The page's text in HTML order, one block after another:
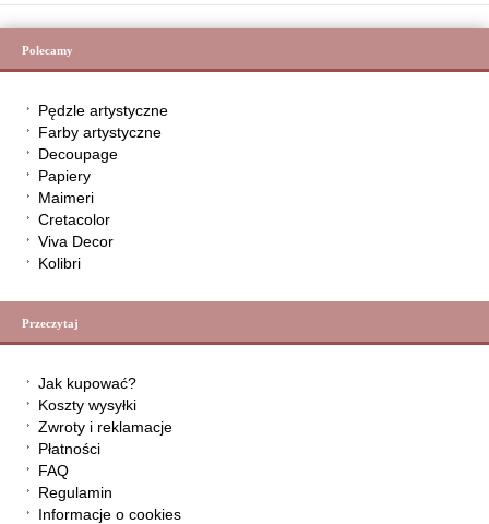
Polecamy
Pędzle artystyczne
Farby artystyczne
Decoupage
Papiery
Maimeri
Cretacolor
Viva Decor
Kolibri
Przeczytaj
Jak kupować?
Koszty wysyłki
Zwroty i reklamacje
Płatności
FAQ
Regulamin
Informacje o cookies